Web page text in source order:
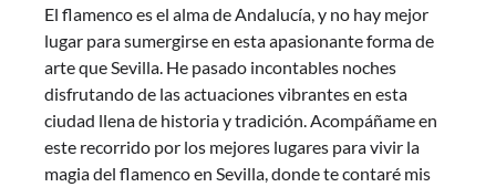
El flamenco es el alma de Andalucía, y no hay mejor
lugar para sumergirse en esta apasionante forma de
arte que Sevilla. He pasado incontables noches
disfrutando de las actuaciones vibrantes en esta
ciudad llena de historia y tradición. Acompáñame en
este recorrido por los mejores lugares para vivir la
magia del flamenco en Sevilla, donde te contaré mis